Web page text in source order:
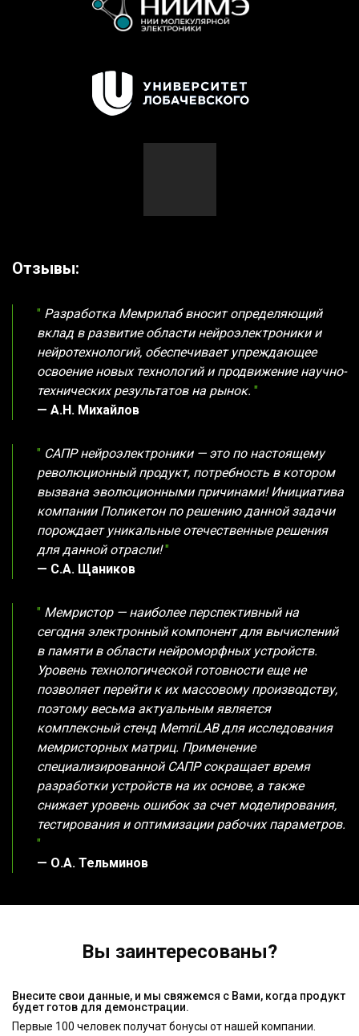
Отзывы:
" Разработка Мемрилаб вносит определяющий
вклад в развитие области нейроэлектроники и
нейротехнологий, обеспечивает упреждающее
освоение новых технологий и продвижение научно-
технических результатов на рынок. "
— А.Н. Михайлов
" САПР нейроэлектроники — это по настоящему
революционный продукт, потребность в котором
вызвана эволюционными причинами! Инициатива
компании Поликетон по решению данной задачи
порождает уникальные отечественные решения
для данной отрасли! "
— С.А. Щаников
" Мемристор — наиболее перспективный на
сегодня электронный компонент для вычислений
в памяти в области нейроморфных устройств.
Уровень технологической готовности еще не
позволяет перейти к их массовому производству,
поэтому весьма актуальным является
комплексный стенд MemriLAB для исследования
мемристорных матриц. Применение
специализированной САПР сокращает время
разработки устройств на их основе, а также
снижает уровень ошибок за счет моделирования,
тестирования и оптимизации рабочих параметров.
"
— О.А. Тельминов
Вы заинтересованы?
Внесите свои данные, и мы свяжемся с Вами, когда продукт
будет готов для демонстрации.
Первые 100 человек получат бонусы от нашей компании.